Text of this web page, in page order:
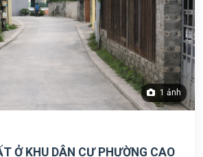
1 ảnh
Ở KHU DÂN CƯ PHƯỜNG CAO